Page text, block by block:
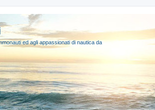
ed agli appassionati di nautica da